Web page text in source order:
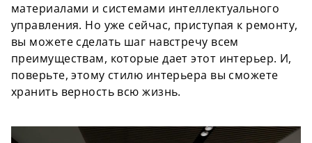
материалами и системами интеллектуального
управления. Но уже сейчас, приступая к ремонту,
вы можете сделать шаг навстречу всем
преимуществам, которые дает этот интерьер. И,
поверьте, этому стилю интерьера вы сможете
хранить верность всю жизнь.